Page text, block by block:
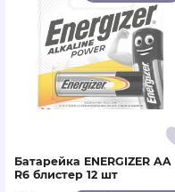
Батарейка ENERGIZER AA
R6 блистер 12 шт